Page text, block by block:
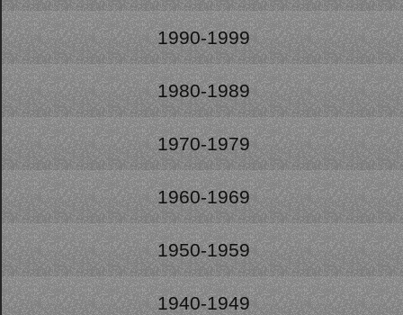
1990-1999
1980-1989
1970-1979
1960-1969
1950-1959
1940-1949